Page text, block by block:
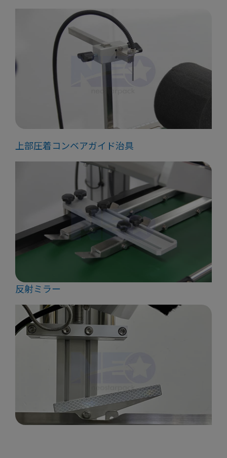
上部圧着コンベアガイド治具
反射ミラー